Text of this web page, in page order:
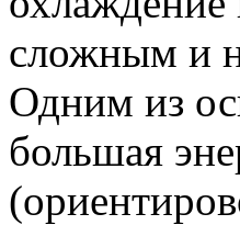
сложным и
Одним из
большая